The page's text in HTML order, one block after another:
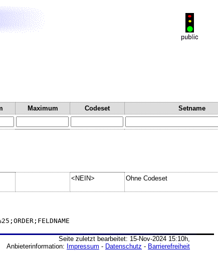
Maximum Codeset Setname
<NEIN> Ohne Codeset
Seite zuletzt bearbeitet: 15-Nov-2024 15:10h,
Anbieterinformation: Impressum - Datenschutz - Barrierefreiheit